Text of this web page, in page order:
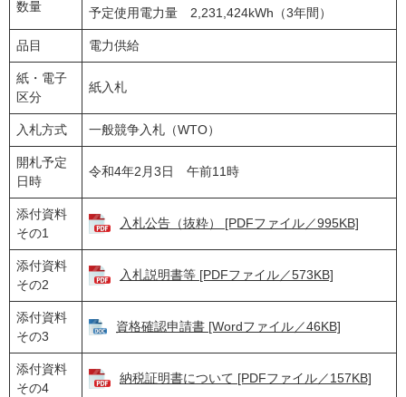
数量
予定使用電力量 2,231,424kWh（3年間）
品目 電力供給
紙・電子
区分
紙入札
入札方式 一般競争入札（WTO）
開札予定
日時
令和4年2月3日 午前11時
添付資料
その1
入札公告（抜粋） [PDFファイル／995KB]
添付資料
その2
入札説明書等 [PDFファイル／573KB]
添付資料
その3
資格確認申請書 [Wordファイル／46KB]
添付資料
その4
納税証明書について [PDFファイル／157KB]